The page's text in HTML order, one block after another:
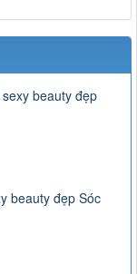
beauty đẹp
beauty đẹp Sóc